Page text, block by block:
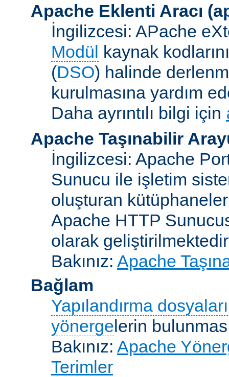
Apache Eklenti Aracı
İngilizcesi: APache
Modül kaynak
(DSO) halinde
kurulmasına yardım
Daha ayrıntılı bilgi için
Apache Taşınabilir
İngilizcesi: Apache
Sunucu ile işletim
oluşturan
Apache HTTP
olarak
Bakınız: Apache
Bağlam
Yapılandırma dosyaları
yönergelerin
Bakınız: Apache
Terimler